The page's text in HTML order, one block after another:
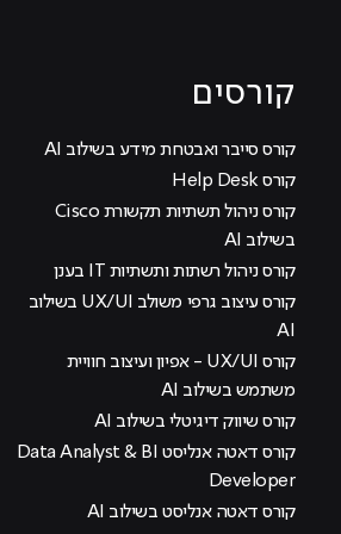
קורסים
קורס סייבר ואבטחת מידע בשילוב AI
קורס Help Desk
קורס ניהול תשתיות תקשורת Cisco
בשילוב AI
קורס ניהול רשתות ותשתיות IT בענן
קורס עיצוב גרפי משולב UX/UI בשילוב
AI
קורס UX/UI - אפיון ועיצוב חוויית
משתמש בשילוב AI
קורס שיווק דיגיטלי בשילוב AI
קורס דאטה אנליסט Data Analyst & BI
Developer
קורס דאטה אנליסט בשילוב AI